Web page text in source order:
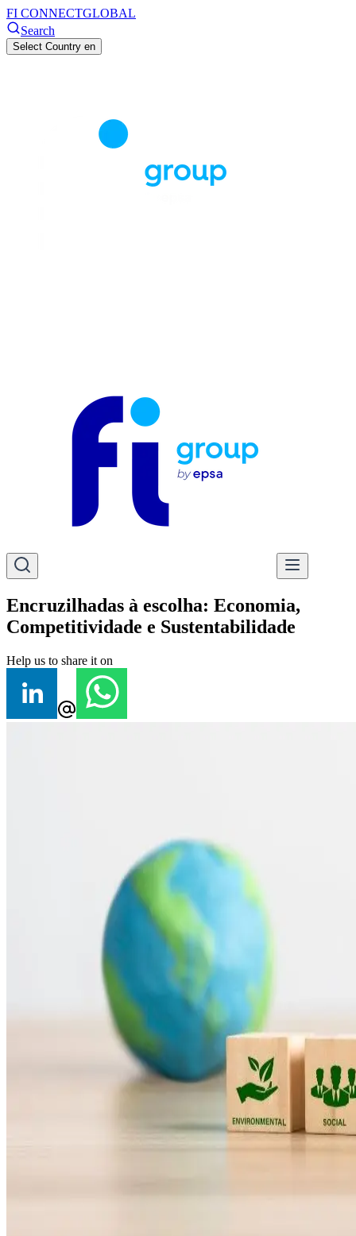
FI CONNECTGLOBAL
Search
Select Country en
Encruzilhadas à escolha: Economia,
Competitividade e Sustentabilidade
Help us to share it on